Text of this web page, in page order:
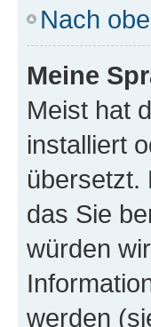
Nach
Meine
Meist hat
installiert
übersetzt.
das Sie
würden
werden